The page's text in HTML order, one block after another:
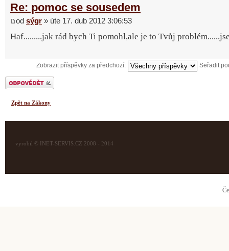
Re: pomoc se sousedem
od sýgr » úte 17. dub 2012 3:06:53
Haf.........jak rád bych Ti pomohl,ale je to Tvůj
Zobrazit příspěvky za předchozí: Seřadit
Odeslat odpověď
Zpět na Zákony
vyrobil © INET-SERVIS.CZ 2008 - 2014